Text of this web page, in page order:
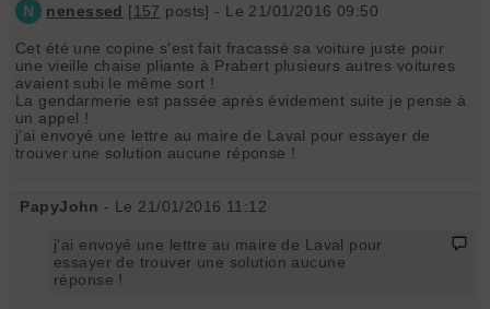
N nenessed [157 posts] - Le 21/01/2016 09:50
Cet été une copine s'est fait fracassé sa voiture juste pour
une vieille chaise pliante à Prabert plusieurs autres voitures
avaient subi le même sort !
La gendarmerie est passée après évidement suite je pense à
un appel !
j'ai envoyé une lettre au maire de Laval pour essayer de
trouver une solution aucune réponse !
PapyJohn - Le 21/01/2016 11:12
j'ai envoyé une lettre au maire de Laval pour
essayer de trouver une solution aucune
réponse !